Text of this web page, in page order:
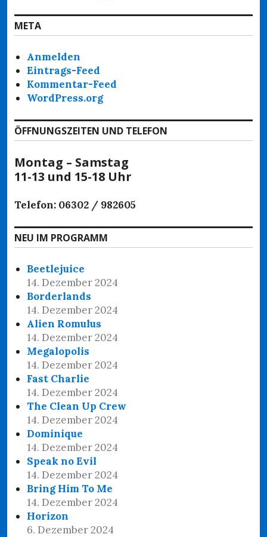
META
Anmelden
Eintrags-Feed
Kommentar-Feed
WordPress.org
ÖFFNUNGSZEITEN UND TELEFON
Montag – Samstag
11-13 und 15-18 Uhr
Telefon: 06302 / 982605
NEU IM PROGRAMM
Beetlejuice
14. Dezember 2024
Borderlands
14. Dezember 2024
Alien Romulus
14. Dezember 2024
Megalopolis
14. Dezember 2024
Fast Charlie
14. Dezember 2024
The Clean Up Crew
14. Dezember 2024
Dominique
14. Dezember 2024
Speak no Evil
14. Dezember 2024
Bring Him To Me
14. Dezember 2024
Horizon
6. Dezember 2024